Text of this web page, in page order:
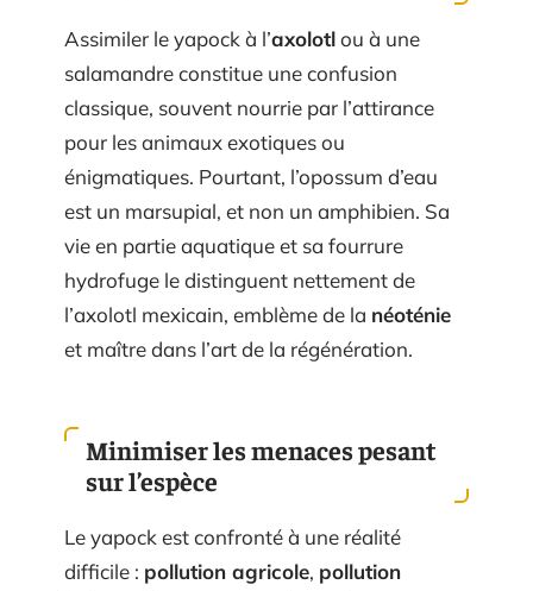
Assimiler le yapock à l’axolotlou à une
salamandre constitue une confusion
classique, souvent nourrie par l’attirance
pour les animaux exotiques ou
énigmatiques. Pourtant, l’opossum d’eau
est un marsupial, et non un amphibien. Sa
vie en partie aquatique et sa fourrure
hydrofuge le distinguent nettement de
l’axolotl mexicain, emblème de la néoténie
et maître dans l’art de la régénération.
Minimiser les menaces pesant
sur l’espèce
Le yapock est confronté à une réalité
difficile : pollution agricole, pollution